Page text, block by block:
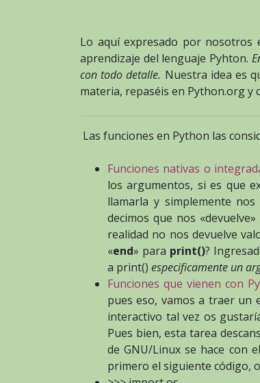
Lo aquí expresado por nosotros
aprendizaje del lenguaje Pyhton.
con todo detalle. Nuestra idea es
materia, repaséis en Python.org y
Las funciones en Python las
Funciones nativas o
los argumentos, si es que
llamarla y simplemente
decimos que nos
realidad no nos devuelve
«end» para print()?
a print() especificamente un
Funciones que vienen con
pues eso, vamos a traer un
interactivo tal vez os
Pues bien, esta tarea
de GNU/Linux se hace con
primero el siguiente código,